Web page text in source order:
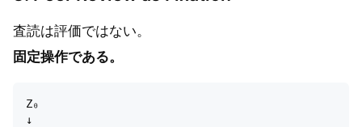
査読は評価ではない。
固定操作である。
Z₀
↓